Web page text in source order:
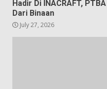
Hadir Di INACRAFT,
Dari Binaan
July 27, 2026